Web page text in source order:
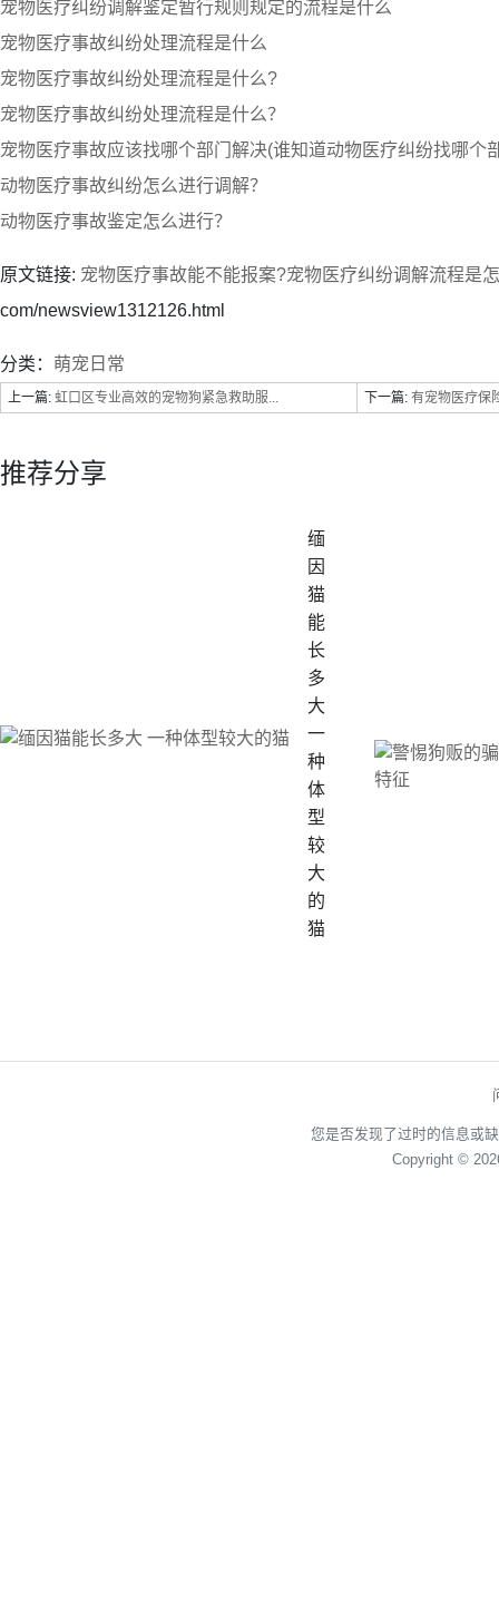
宠物医疗纠纷调解鉴定暂行规则规定的流程是什么
宠物医疗事故纠纷处理流程是什么
宠物医疗事故纠纷处理流程是什么?
宠物医疗事故纠纷处理流程是什么？
宠物医疗事故应该找哪个部门解决(谁知道动物医疗纠纷找哪个
动物医疗事故纠纷怎么进行调解？
动物医疗事故鉴定怎么进行？
原文链接: 宠物医疗事故能不能报案?宠物医疗纠纷调解流程是
com/newsview1312126.html
分类： 萌宠日常
上一篇: 虹口区专业高效的宠物狗紧急救助服... 下一篇: 有宠物医疗保
推荐分享
缅
因
猫
能
长
多
大
一
种
体
型
较
大
的
猫
您是否发现了过时的信息或
Copyright ©